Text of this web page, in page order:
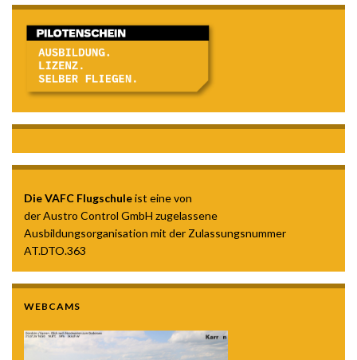
Die VAFC Flugschuleist eine von
der Austro Control GmbH zugelassene
Ausbildungsorganisation mit der Zulassungsnummer
AT.DTO.363
WEBCAMS